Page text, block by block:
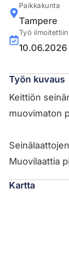
Paikkakunta
Tampere
Työ ilmoitettiin
10.06.2026
Työn kuvaus
Keittiön
muovimaton
Muovilaattia
Kartta